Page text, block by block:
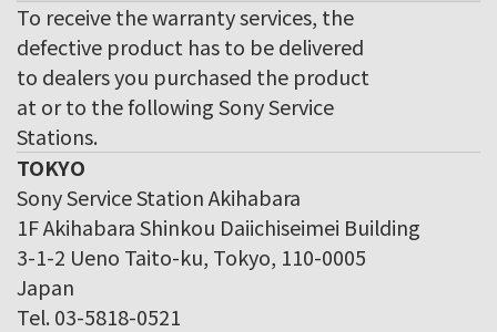
To receive the warranty services, the
defective product has to be delivered
to dealers you purchased the product
at or to the following Sony Service
Stations.
TOKYO
Sony Service Station Akihabara
1F Akihabara Shinkou Daiichiseimei Building
3-1-2 Ueno Taito-ku, Tokyo, 110-0005
Japan
Tel. 03-5818-0521